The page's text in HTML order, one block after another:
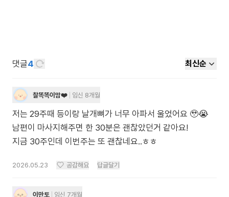
댓글4 최신순
찰똑똑이맘❤️ 임신 8개월
저는 29주때 등이랑 날개뼈가 너무 아파서 울었어요 🥹😭
남편이 마사지해주면 한 30분은 괜찮았던거 같아요!
지금 30주인데 이번주는 또 괜찮네요..ㅎㅎ
2026.05.23 공감해요 답글달기
이만토 임신 7개월